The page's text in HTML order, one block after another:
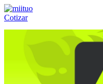
Cotizar
(55) 84-21-05-00